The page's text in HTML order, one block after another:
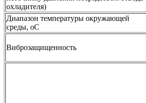
охладителя)
Диапазон температуры окружающей
среды, оС
Виброзащищенность